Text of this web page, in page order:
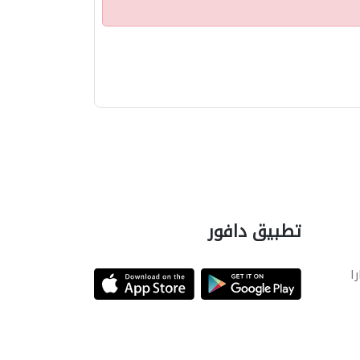
تطبيق دافور